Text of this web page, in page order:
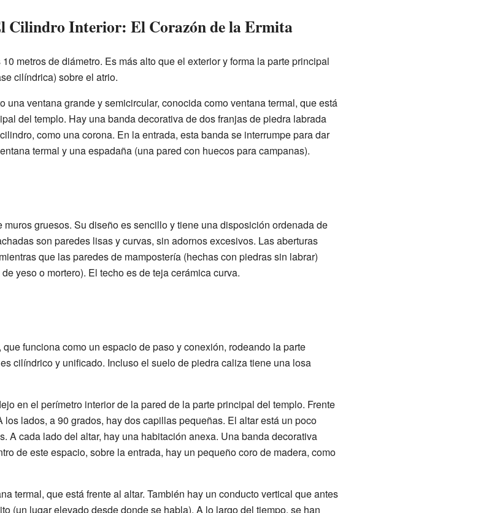
Cilindro Interior: El Corazón de la Ermita
metros de diámetro. Es más alto que el exterior y forma la parte principal
cilíndrica) sobre el atrio.
ventana grande y semicircular, conocida como ventana termal, que está
del templo. Hay una banda decorativa de dos franjas de piedra labrada
como una corona. En la entrada, esta banda se interrumpe para dar
termal y una espadaña (una pared con huecos para campanas).
gruesos. Su diseño es sencillo y tiene una disposición ordenada de
son paredes lisas y curvas, sin adornos excesivos. Las aberturas
que las paredes de mampostería (hechas con piedras sin labrar)
yeso o mortero). El techo es de teja cerámica curva.
funciona como un espacio de paso y conexión, rodeando la parte
cilíndrico y unificado. Incluso el suelo de piedra caliza tiene una losa
en el perímetro interior de la pared de la parte principal del templo. Frente
lados, a 90 grados, hay dos capillas pequeñas. El altar está un poco
A cada lado del altar, hay una habitación anexa. Una banda decorativa
de este espacio, sobre la entrada, hay un pequeño coro de madera, como
termal, que está frente al altar. También hay un conducto vertical que antes
(un lugar elevado desde donde se habla). A lo largo del tiempo, se han